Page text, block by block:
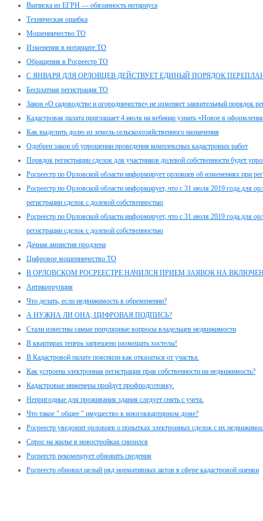
Выписка из ЕГРН — обязанность нотариуса
Техническая ошибка
Мошенничество ТО
Изменения в нотариате ТО
Обращения в Росреестр ТО
С ЯНВАРЯ ДЛЯ ОРЛОВЦЕВ ДЕЙСТВУЕТ ЕДИНЫЙ ПОРЯДОК
Бесплатная регистрация ТО
Закон «О садоводстве и огородничестве» не изменяет заявительный порядок
Кадастровая палата приглашает 4 июля на вебинар узнать «Новое в
Как выделить долю из земель сельскохозяйственного назначения
Одобрен закон об упрощении проведения комплексных кадастровых работ
Порядок регистрации сделок для участников долевой собственности будет
Росреестр по Орловской области информирует орловцев об изменениях при
Росреестр по Орловской области информирует, что с 31 июля 2019 года для
регистрации сделок с долевой собственностью
Росреестр по Орловской области информирует, что с 31 июля 2019 года для
регистрации сделок с долевой собственностью
Дачная амнистия продлена
Цифровое мошенничество ТО
В ОРЛОВСКОМ РОСРЕЕСТРЕ НАЧИЛСЯ ПРИЕМ ЗАЯВОК НА
Антикоррупция
Что делать, если недвижимость в обременении?
А НУЖНА ЛИ ОНА, ЦИФРОВАЯ ПОДПИСЬ?
Стали известны самые популярные вопросы владельцев недвижимости
В квартирах теперь запрещено размещать хостелы!
В Кадастровой палате пояснили как отказаться от участка.
Как устроена электронная регистрация прав собственности на недвижимость?
Кадастровые инженеры пройдут профподготовку.
Непригодные для проживания здания следует снять с учета.
Что такое " общее " имущество в многоквартирном доме?
Росреестр уведомит орловцев о попытках электронных сделок с их
Спрос на жилье в новостройках снизился
Росреестр рекомендует обновить сведения
Росреестр обновил целый ряд нормативных актов в сфере кадастровой оценки